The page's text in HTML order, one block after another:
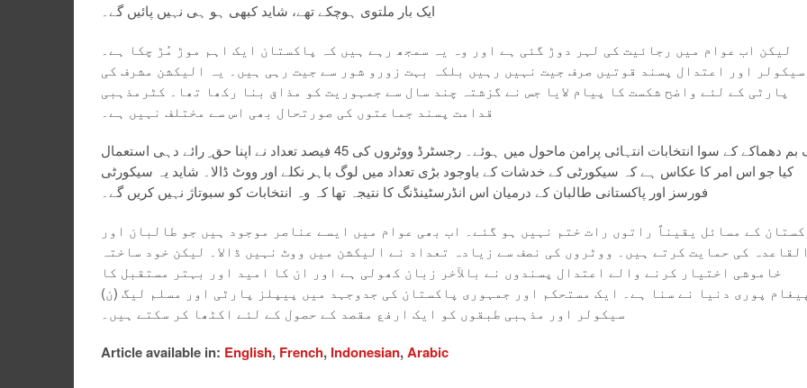
ایک بار ملتوی ہوچکے تھے، شاید کبھی ہو ہی نہیں پائیں گے۔
لیکن اب عوام میں رجائیت کی لہر دوڑ گئی ہے اور وہ یہ سمجھ رہے ہیں کہ پاکستان ایک اہم موڑ مُڑ چکا ہے۔
سیکولر اور اعتدال پسند قوتیں صرف جیت نہیں رہیں بلکہ بہت زورو شور سے جیت رہی ہیں۔ یہ الیکشن مشرف کی
پارٹی کے لئے واضح شکست کا پیام لایا جس نے گزشتہ چند سال سے جمہوریت کو مذاق بنا رکھا تھا۔ کٹرمذہبی
قدامت پسند جماعتوں کی صورتحال بھی اس سے مختلف نہیں ہے۔
ایک بم دھماکے کے سوا انتخابات انتہائی پرامن ماحول میں ہوئے۔ رجسٹرڈ ووٹروں کی 45 فیصد تعداد نے اپنا حق ِ رائے دہی استعمال
کیا جو اس امر کا عکاس ہے کہ سیکورٹی کے خدشات کے باوجود بڑی تعداد میں لوگ باہر نکلے اور ووٹ ڈالا۔ شاید یہ سیکورٹی
فورسز اور پاکستانی طالبان کے درمیان اس انڈرسٹینڈنگ کا نتیجہ تھا کہ وہ انتخابات کو سبوتاژ نہیں کریں گے۔
کے مسائل یقیناً راتوں رات ختم نہیں ہو گئے۔ اب بھی عوام میں ایسے عناصر موجود ہیں جو طالبان اور
القاعدہ کی حمایت کرتے ہیں۔ ووٹروں کی نصف سے زیادہ تعداد نے الیکشن میں ووٹ نہیں ڈالا۔ لیکن خود ساختہ
خاموشی اختیار کرنے والے اعتدال پسندوں نے بالآخر زبان کھولی ہے اور ان کا امید اور بہتر مستقبل کا
پیغام پوری دنیا نے سنا ہے۔ ایک مستحکم اور جمہوری پاکستان کی جدوجہد میں پیپلز پارٹی اور مسلم لیگ (ن)
سیکولر اور مذہبی طبقوں کو ایک ارفع مقصد کے حصول کے لئے اکٹھا کر سکتے ہیں۔
Article available in: English, French, Indonesian,Arabic